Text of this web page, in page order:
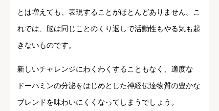
とは増えても、表現することがほとんどありません。こ
れでは、脳は同じことのくり返しで活動性もやる気も起
きないものです。
新しいチャレンジにわくわくすることもなく、適度な
ドーパミンの分泌をはじめとした神経伝達物質の豊かな
ブレンドを味わいにくくなってしまうでしょう。